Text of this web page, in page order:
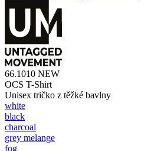
66.1010 NEW
OCS T-Shirt
Unisex tričko z těžké bavlny
white
black
charcoal
grey melange
fog